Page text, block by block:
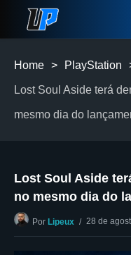
Home > PlayStation
Lost Soul Aside terá
mesmo dia do
Lost Soul Aside
no mesmo dia do
Por Lipeux 28 de